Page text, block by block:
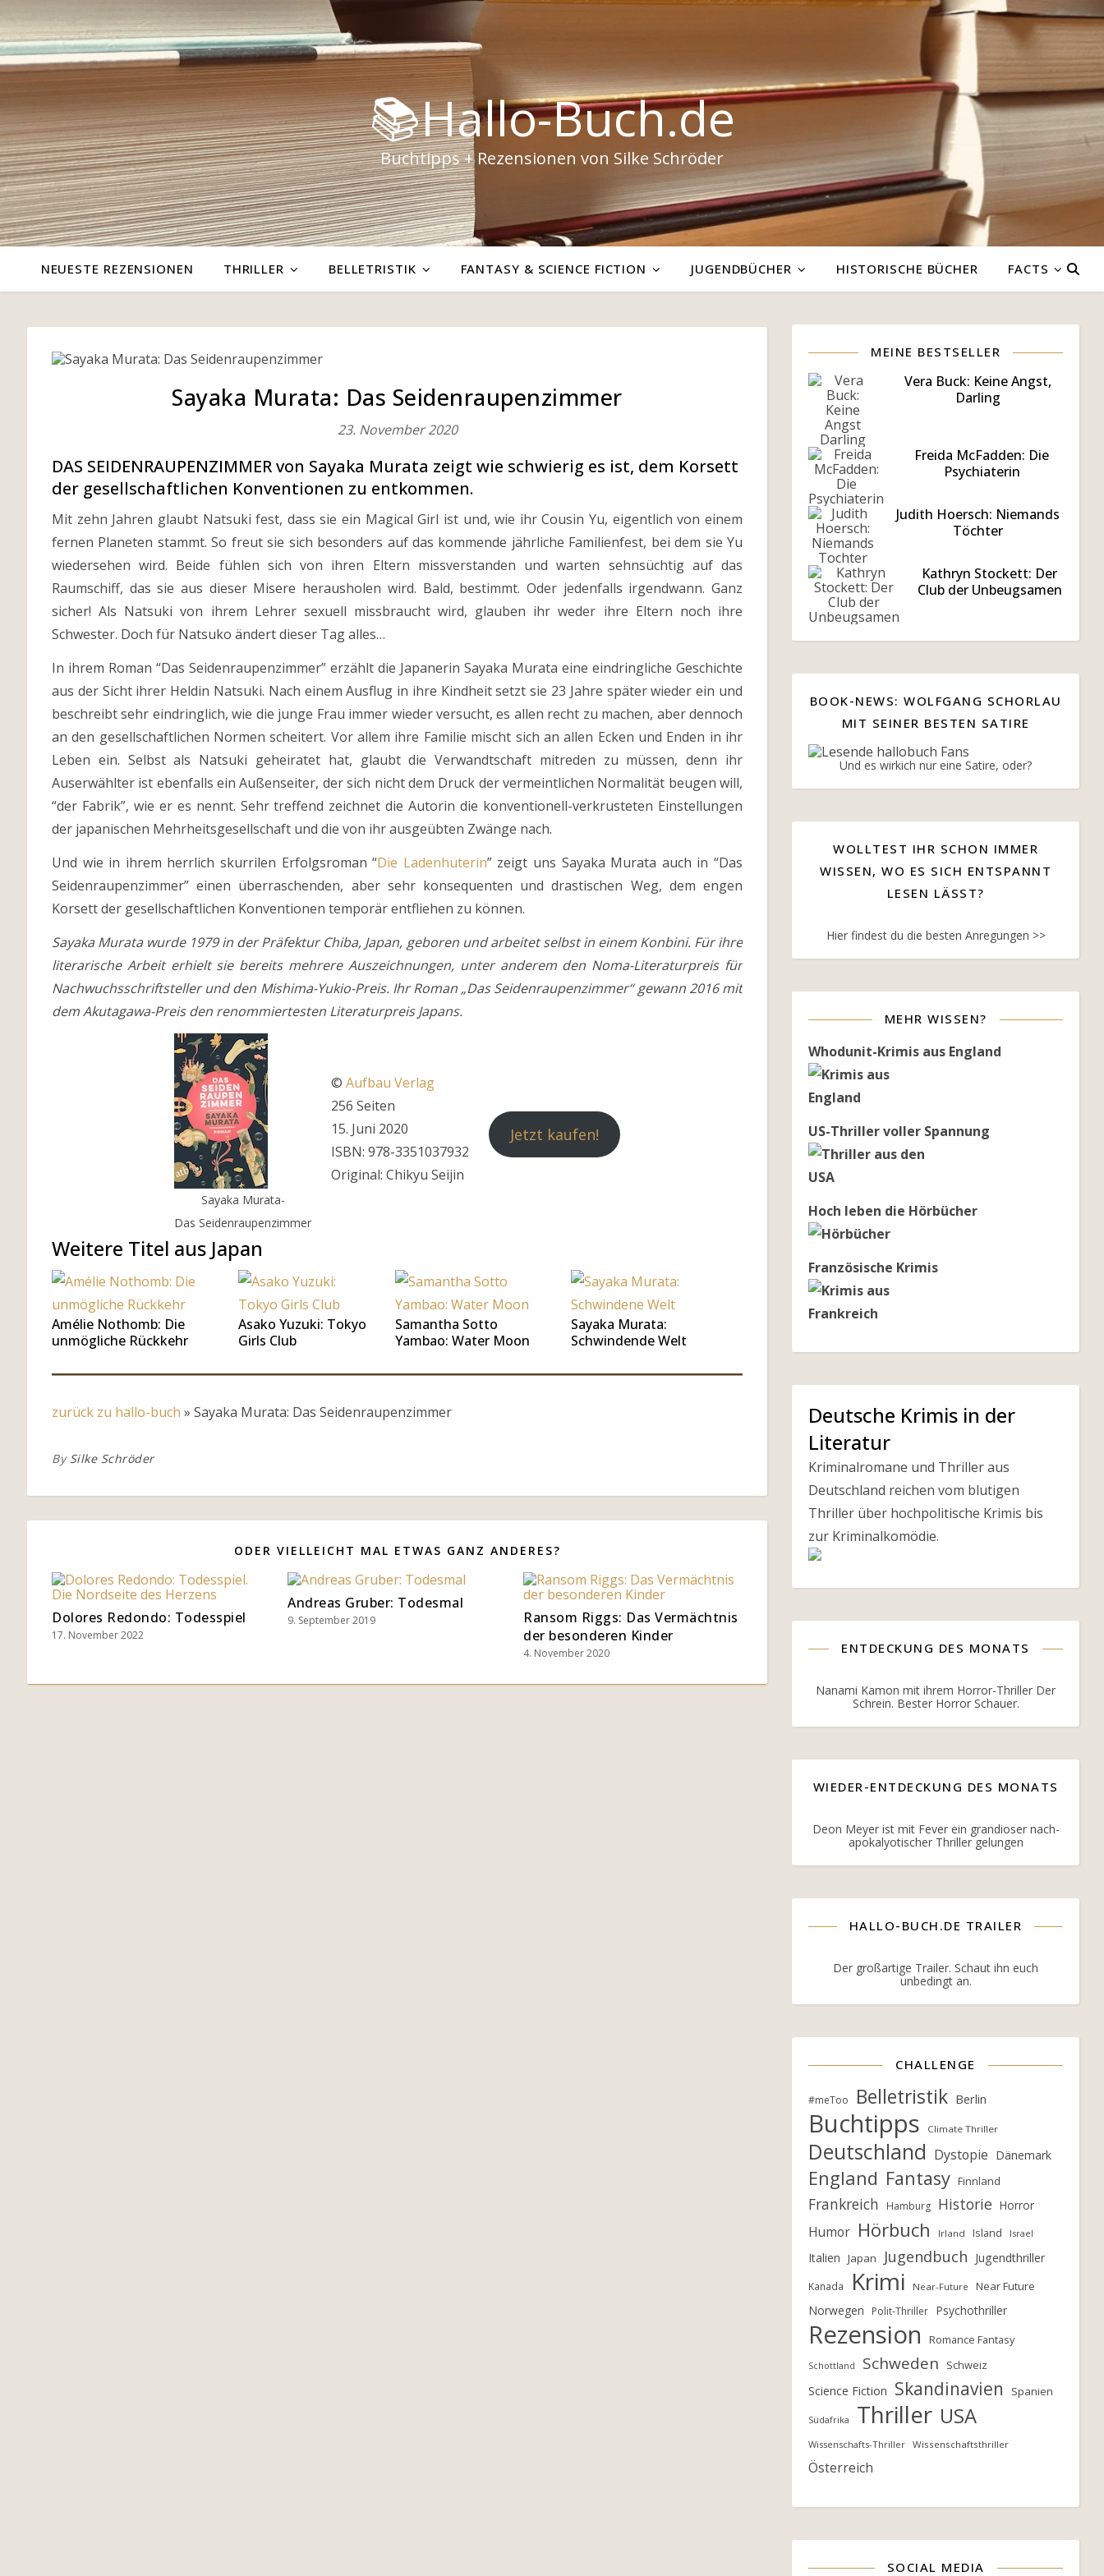
📚Hallo-Buch.de
Buchtipps + Rezensionen von Silke Schröder
NEUESTE REZENSIONEN THRILLER BELLETRISTIK FANTASY & SCIENCE FICTION JUGENDBÜCHER HISTORISCHE BÜCHER FACTS
Sayaka Murata: Das Seidenraupenzimmer
23. November 2020
DAS SEIDENRAUPENZIMMER von Sayaka Murata zeigt wie schwierig es ist, dem Korsett
der gesellschaftlichen Konventionen zu entkommen.
Mit zehn Jahren glaubt Natsuki fest, dass sie ein Magical Girl ist und, wie ihr Cousin Yu, eigentlich von einem
fernen Planeten stammt. So freut sie sich besonders auf das kommende jährliche Familienfest, bei dem sie Yu
wiedersehen wird. Beide fühlen sich von ihren Eltern missverstanden und warten sehnsüchtig auf das
Raumschiff, das sie aus dieser Misere herausholen wird. Bald, bestimmt. Oder jedenfalls irgendwann. Ganz
sicher! Als Natsuki von ihrem Lehrer sexuell missbraucht wird, glauben ihr weder ihre Eltern noch ihre
Schwester. Doch für Natsuko ändert dieser Tag alles…
In ihrem Roman “Das Seidenraupenzimmer” erzählt die Japanerin Sayaka Murata eine eindringliche Geschichte
aus der Sicht ihrer Heldin Natsuki. Nach einem Ausflug in ihre Kindheit setzt sie 23 Jahre später wieder ein und
beschreibt sehr eindringlich, wie die junge Frau immer wieder versucht, es allen recht zu machen, aber dennoch
an den gesellschaftlichen Normen scheitert. Vor allem ihre Familie mischt sich an allen Ecken und Enden in ihr
Leben ein. Selbst als Natsuki geheiratet hat, glaubt die Verwandtschaft mitreden zu müssen, denn ihr
Auserwählter ist ebenfalls ein Außenseiter, der sich nicht dem Druck der vermeintlichen Normalität beugen will,
“der Fabrik”, wie er es nennt. Sehr treffend zeichnet die Autorin die konventionell-verkrusteten Einstellungen
der japanischen Mehrheitsgesellschaft und die von ihr ausgeübten Zwänge nach.
Und wie in ihrem herrlich skurrilen Erfolgsroman “Die Ladenhüterin” zeigt uns Sayaka Murata auch in “Das
Seidenraupenzimmer” einen überraschenden, aber sehr konsequenten und drastischen Weg, dem engen
Korsett der gesellschaftlichen Konventionen temporär entfliehen zu können.
Sayaka Murata wurde 1979 in der Präfektur Chiba, Japan, geboren und arbeitet selbst in einem Konbini. Für ihre
literarische Arbeit erhielt sie bereits mehrere Auszeichnungen, unter anderem den Noma-Literaturpreis für
Nachwuchsschriftsteller und den Mishima-Yukio-Preis. Ihr Roman „Das Seidenraupenzimmer“ gewann 2016 mit
dem Akutagawa-Preis den renommiertesten Literaturpreis Japans.
Sayaka Murata-
Das Seidenraupenzimmer
©Aufbau Verlag
256 Seiten
15. Juni 2020
ISBN: 978-3351037932
Original: Chikyu Seijin
Jetzt kaufen!
Weitere Titel aus Japan
Amélie Nothomb: Die
unmögliche Rückkehr
Asako Yuzuki: Tokyo
Girls Club
Samantha Sotto
Yambao: Water Moon
Sayaka Murata:
Schwindende Welt
zurück zu hallo-buch » Sayaka Murata: Das Seidenraupenzimmer
By Silke Schröder
ODER VIELLEICHT MAL ETWAS GANZ ANDERES?
Dolores Redondo: Todesspiel
17. November 2022
Andreas Gruber: Todesmal
9. September 2019
Ransom Riggs: Das Vermächtnis
der besonderen Kinder
4. November 2020
MEINE BESTSELLER
Vera Buck: Keine Angst,
Darling
Freida McFadden: Die
Psychiaterin
Judith Hoersch: Niemands
Töchter
Kathryn Stockett: Der
Club der Unbeugsamen
BOOK-NEWS: WOLFGANG SCHORLAU
MIT SEINER BESTEN SATIRE
Und es wirkich nur eine Satire, oder?
WOLLTEST IHR SCHON IMMER
WISSEN, WO ES SICH ENTSPANNT
LESEN LÄSST?
Hier findest du die besten Anregungen >>
MEHR WISSEN?
Whodunit-Krimis aus England
US-Thriller voller Spannung
Hoch leben die Hörbücher
Französische Krimis
Deutsche Krimis in der
Literatur
Kriminalromane und Thriller aus
Deutschland reichen vom blutigen
Thriller über hochpolitische Krimis bis
zur Kriminalkomödie.
ENTDECKUNG DES MONATS
Nanami Kamon mit ihrem Horror-Thriller Der
Schrein. Bester Horror Schauer.
WIEDER-ENTDECKUNG DES MONATS
Deon Meyer ist mit Fever ein grandioser nach-
apokalyotischer Thriller gelungen
HALLO-BUCH.DE TRAILER
Der großartige Trailer. Schaut ihn euch
unbedingt an.
CHALLENGE
#meToo Belletristik Berlin
Buchtipps Climate Thriller
Deutschland Dystopie Dänemark
England Fantasy Finnland
Frankreich Hamburg Historie Horror
Humor Hörbuch Irland Island Israel
Italien Japan Jugendbuch Jugendthriller
Kanada Krimi Near-Future Near Future
Norwegen Polit-Thriller Psychothriller
Rezension Romance Fantasy
Schottland Schweden Schweiz
Science Fiction Skandinavien Spanien
Südafrika Thriller USA
Wissenschafts-Thriller Wissenschaftsthriller
Österreich
SOCIAL MEDIA